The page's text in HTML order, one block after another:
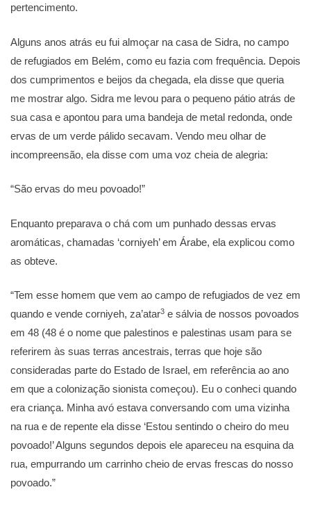
pertencimento.
Alguns anos atrás eu fui almoçar na casa de Sidra, no campo
de refugiados em Belém, como eu fazia com frequência. Depois
dos cumprimentos e beijos da chegada, ela disse que queria
me mostrar algo. Sidra me levou para o pequeno pátio atrás de
sua casa e apontou para uma bandeja de metal redonda, onde
ervas de um verde pálido secavam. Vendo meu olhar de
incompreensão, ela disse com uma voz cheia de alegria:
“São ervas do meu povoado!”
Enquanto preparava o chá com um punhado dessas ervas
aromáticas, chamadas ‘corniyeh’ em Árabe, ela explicou como
as obteve.
“Tem esse homem que vem ao campo de refugiados de vez em
quando e vende corniyeh, za’atar3 e sálvia de nossos povoados
em 48 (48 é o nome que palestinos e palestinas usam para se
referirem às suas terras ancestrais, terras que hoje são
consideradas parte do Estado de Israel, em referência ao ano
em que a colonização sionista começou). Eu o conheci quando
era criança. Minha avó estava conversando com uma vizinha
na rua e de repente ela disse ‘Estou sentindo o cheiro do meu
povoado!’ Alguns segundos depois ele apareceu na esquina da
rua, empurrando um carrinho cheio de ervas frescas do nosso
povoado.”